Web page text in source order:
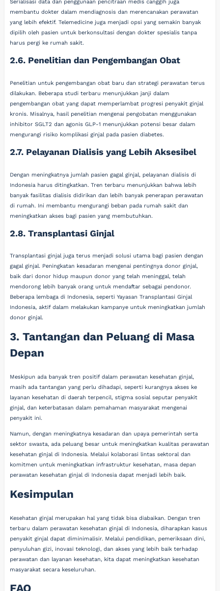
Serialisasi data dan penggunaan pencitraan medis canggih juga
membantu dokter dalam mendiagnosis dan merencanakan perawatan
yang lebih efektif. Telemedicine juga menjadi opsi yang semakin banyak
dipilih oleh pasien untuk berkonsultasi dengan dokter spesialis tanpa
harus pergi ke rumah sakit.
2.6. Penelitian dan Pengembangan Obat
Penelitian untuk pengembangan obat baru dan strategi perawatan terus
dilakukan. Beberapa studi terbaru menunjukkan janji dalam
pengembangan obat yang dapat memperlambat progresi penyakit ginjal
kronis. Misalnya, hasil penelitian mengenai pengobatan menggunakan
inhibitor SGLT2 dan agonis GLP-1 menunjukkan potensi besar dalam
mengurangi risiko komplikasi ginjal pada pasien diabetes.
2.7. Pelayanan Dialisis yang Lebih Aksesibel
Dengan meningkatnya jumlah pasien gagal ginjal, pelayanan dialisis di
Indonesia harus ditingkatkan. Tren terbaru menunjukkan bahwa lebih
banyak fasilitas dialisis didirikan dan lebih banyak penerapan perawatan
di rumah. Ini membantu mengurangi beban pada rumah sakit dan
meningkatkan akses bagi pasien yang membutuhkan.
2.8. Transplantasi Ginjal
Transplantasi ginjal juga terus menjadi solusi utama bagi pasien dengan
gagal ginjal. Peningkatan kesadaran mengenai pentingnya donor ginjal,
baik dari donor hidup maupun donor yang telah meninggal, telah
mendorong lebih banyak orang untuk mendaftar sebagai pendonor.
Beberapa lembaga di Indonesia, seperti Yayasan Transplantasi Ginjal
Indonesia, aktif dalam melakukan kampanye untuk meningkatkan jumlah
donor ginjal.
3. Tantangan dan Peluang di Masa
Depan
Meskipun ada banyak tren positif dalam perawatan kesehatan ginjal,
masih ada tantangan yang perlu dihadapi, seperti kurangnya akses ke
layanan kesehatan di daerah terpencil, stigma sosial seputar penyakit
ginjal, dan keterbatasan dalam pemahaman masyarakat mengenai
penyakit ini.
Namun, dengan meningkatnya kesadaran dan upaya pemerintah serta
sektor swasta, ada peluang besar untuk meningkatkan kualitas perawatan
kesehatan ginjal di Indonesia. Melalui kolaborasi lintas sektoral dan
komitmen untuk meningkatkan infrastruktur kesehatan, masa depan
perawatan kesehatan ginjal di Indonesia dapat menjadi lebih baik.
Kesimpulan
Kesehatan ginjal merupakan hal yang tidak bisa diabaikan. Dengan tren
terbaru dalam perawatan kesehatan ginjal di Indonesia, diharapkan kasus
penyakit ginjal dapat diminimalisir. Melalui pendidikan, pemeriksaan dini,
penyuluhan gizi, inovasi teknologi, dan akses yang lebih baik terhadap
perawatan dan layanan kesehatan, kita dapat meningkatkan kesehatan
masyarakat secara keseluruhan.
FAQ